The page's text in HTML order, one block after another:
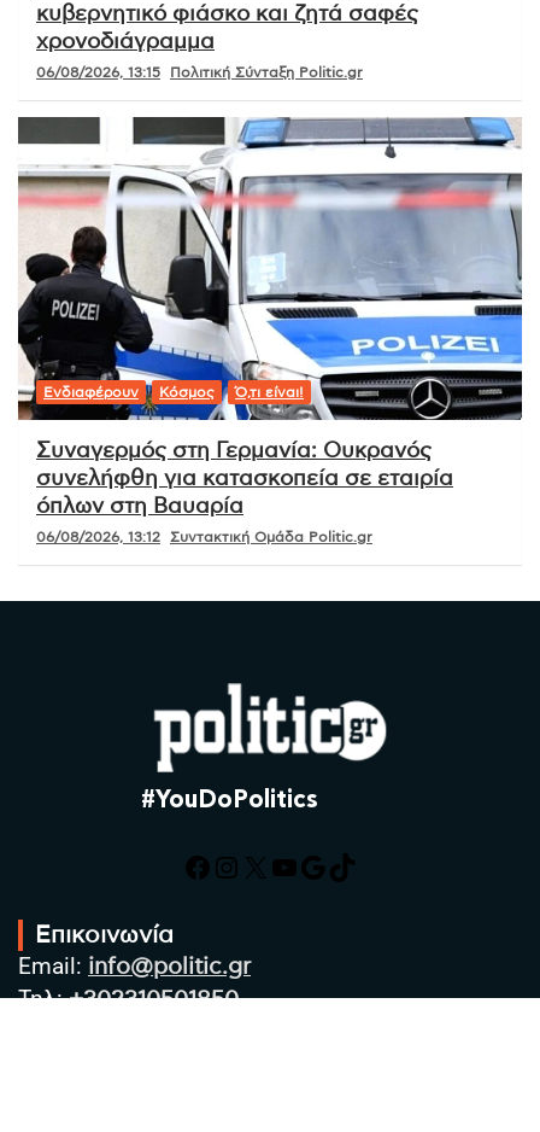
κυβερνητικό φιάσκο και ζητά σαφές
χρονοδιάγραμμα
06/08/2026, 13:15 Πολιτική Σύνταξη Politic.gr
Ενδιαφέρουν Κόσμος Ό,τι είναι!
Συναγερμός στη Γερμανία: Ουκρανός
συνελήφθη για κατασκοπεία σε εταιρία
όπλων στη Βαυαρία
06/08/2026, 13:12 Συντακτική Ομάδα Politic.gr
#YouDoPolitics
Facebook
Instagram
X YouTube
Google
TikTok
Επικοινωνία
Email: info@politic.gr
Τηλ:+302310501850